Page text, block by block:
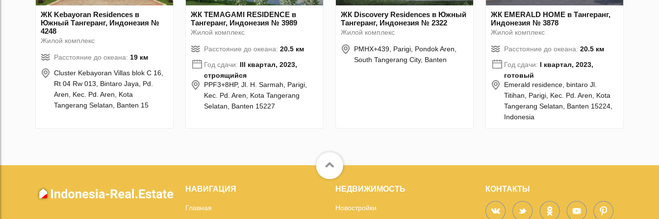
ЖК Kebayoran Residences в
Южный Тангеранг, Индонезия №
4248
Жилой комплекс
Расстояние до океана: 19 км
Cluster Kebayoran Villas blok C 16,
Rt 04 Rw 013, Bintaro Jaya, Pd.
Aren, Kec. Pd. Aren, Kota
Tangerang Selatan, Banten 15
ЖК TEMAGAMI RESIDENCE в
Тангеранг, Индонезия № 3989
Жилой комплекс
Расстояние до океана: 20.5 км
Год сдачи: III квартал, 2023,
строящийся
PPF3+8HP, Jl. H. Sarmah, Parigi,
Kec. Pd. Aren, Kota Tangerang
Selatan, Banten 15227
ЖК Discovery Residences в Южный
Тангеранг, Индонезия № 2322
Жилой комплекс
PMHX+439, Parigi, Pondok Aren,
South Tangerang City, Banten
ЖК EMERALD HOME в Тангеранг,
Индонезия № 3878
Жилой комплекс
Расстояние до океана: 20.5 км
Год сдачи: I квартал, 2023,
готовый
Emerald residence, bintaro Jl.
Titihan, Parigi, Kec. Pd. Aren, Kota
Tangerang Selatan, Banten 15224,
Indonesia
НАВИГАЦИЯ
Главная
НЕДВИЖИМОСТЬ
Новостройки
КОНТАКТЫ